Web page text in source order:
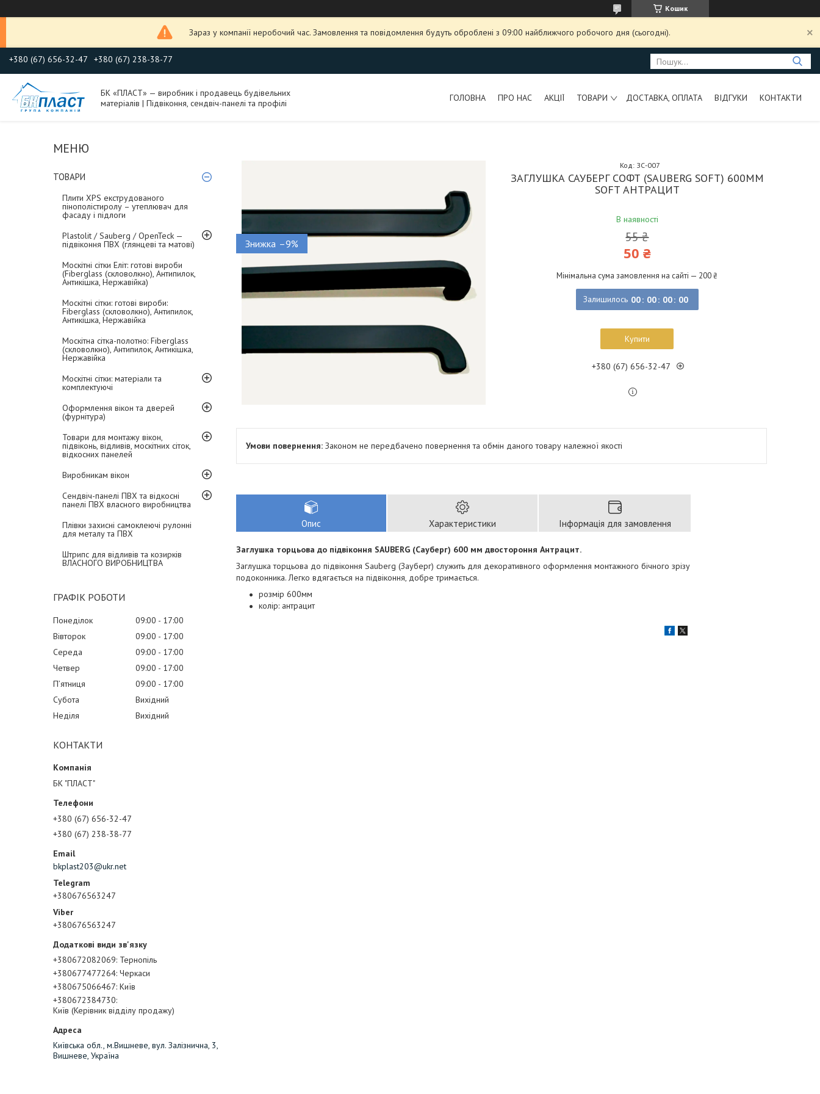
Кошик
Зараз у компанії неробочий час. Замовлення та повідомлення будуть оброблені з 09:00 найближчого робочого дня (сьогодні).
+380 (67) 656-32-47 +380 (67) 238-38-77
БК «ПЛАСТ» — виробник і продавець будівельних
матеріалів | Підвіконня, сендвіч-панелі та профілі
ГОЛОВНА ПРО НАС АКЦІЇ ТОВАРИ ДОСТАВКА, ОПЛАТА ВІДГУКИ КОНТАКТИ
ТОВАРИ
Плити XPS екструдованого
пінополістиролу – утеплювач для
фасаду і підлоги
Plastolit / Sauberg / OpenTeck —
підвіконня ПВХ (глянцеві та матові)
Москітні сітки Еліт: готові вироби
(Fiberglass (скловолкно), Антипилок,
Антикішка, Нержавійка)
Москітні сітки: готові вироби:
Fiberglass (скловолкно), Антипилок,
Антикішка, Нержавійка
Москітна сітка-полотно: Fiberglass
(скловолкно), Антипилок, Антикішка,
Нержавійка
Москітні сітки: матеріали та
комплектуючі
Оформлення вікон та дверей
(фурнітура)
Товари для монтажу вікон,
підвіконь, відливів, москітних сіток,
відкосних панелей
Виробникам вікон
Сендвіч-панелі ПВХ та відкосні
панелі ПВХ власного виробництва
Плівки захисні самоклеючі рулонні
для металу та ПВХ
Штрипс для відливів та козирків
ВЛАСНОГО ВИРОБНИЦТВА
ГРАФІК РОБОТИ
Понеділок 09:00
17:00
Вівторок
09:00
17:00
Середа
09:00
17:00
Четвер
09:00
17:00
Пʼятниця
09:00
17:00
Субота
Вихідний
Неділя
Вихідний
КОНТАКТИ
БК "ПЛАСТ"
+380 (67) 656-32-47
+380 (67) 238-38-77
bkplast203@ukr.net
+380676563247
+380676563247
+380672082069 Тернопіль
+380677477264 Черкаси
+380675066467 Київ
+380672384730
Київ (Керівник відділу продажу)
Київська обл., м.Вишневе, вул. Залізнична, 3,
Вишневе, Україна
–9%
ЗАГЛУШКА САУБЕРГ СОФТ (SAUBERG SOFT) 600ММ
SOFT АНТРАЦИТ
В наявності
Код: ЗС-007
55 ₴
50 ₴
Мінімальна сума замовлення на сайті — 200 ₴
Залишилось 00 00 00 00
Купити
+380 (67) 656-32-47
Законом не передбачено повернення та обмін даного товару належної якості
Опис Характеристики Інформація для замовлення
Заглушка торцьова до підвіконня SAUBERG (Сауберг) 600 мм двостороння Антрацит.
Заглушка торцьова до підвіконня Sauberg (Зауберг) служить для декоративного оформлення монтажного бічного зрізу
подоконника. Легко вдягається на підвіконня, добре тримається.
розмір 600мм
колір: антрацит